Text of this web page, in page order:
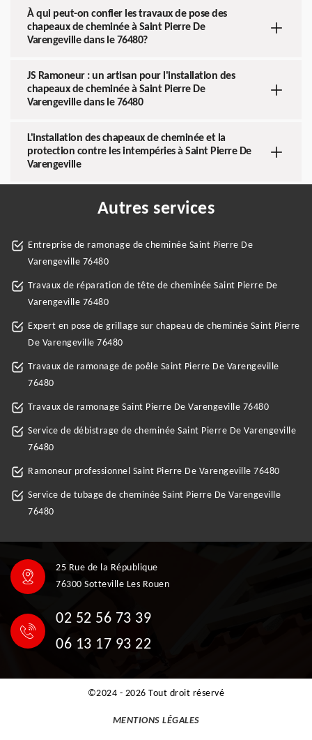
À qui peut-on confier les travaux de pose des
chapeaux de cheminée à Saint Pierre De
Varengeville dans le 76480?
JS Ramoneur : un artisan pour l'installation des
chapeaux de cheminée à Saint Pierre De
Varengeville dans le 76480
L'installation des chapeaux de cheminée et la
protection contre les intempéries à Saint Pierre De
Varengeville
Autres services
Entreprise de ramonage de cheminée Saint Pierre De
Varengeville 76480
Travaux de réparation de tête de cheminée Saint Pierre De
Varengeville 76480
Expert en pose de grillage sur chapeau de cheminée Saint Pierre
De Varengeville 76480
Travaux de ramonage de poêle Saint Pierre De Varengeville
76480
Travaux de ramonage Saint Pierre De Varengeville 76480
Service de débistrage de cheminée Saint Pierre De Varengeville
76480
Ramoneur professionnel Saint Pierre De Varengeville 76480
Service de tubage de cheminée Saint Pierre De Varengeville
76480
25 Rue de la République
76300 Sotteville Les Rouen
02 52 56 73 39
06 13 17 93 22
©2024 - 2026 Tout droit réservé
MENTIONS LÉGALES